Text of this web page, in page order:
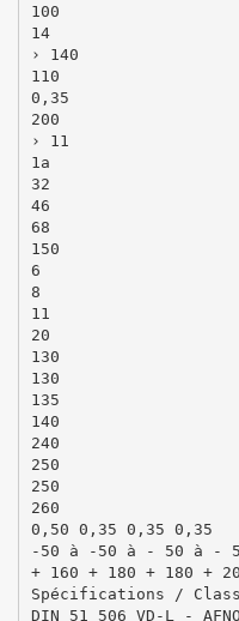
100
14
› 140
110
0,35
200
› 11
1a
32
46
68
150
6
8
11
20
130
130
135
140
240
250
250
260
0,50 0,35 0,35 0,35
-50 à -50 à - 50 à -
+ 160 + 180 + 180 +
Spécifications /
DIN 51 506 VD-L -